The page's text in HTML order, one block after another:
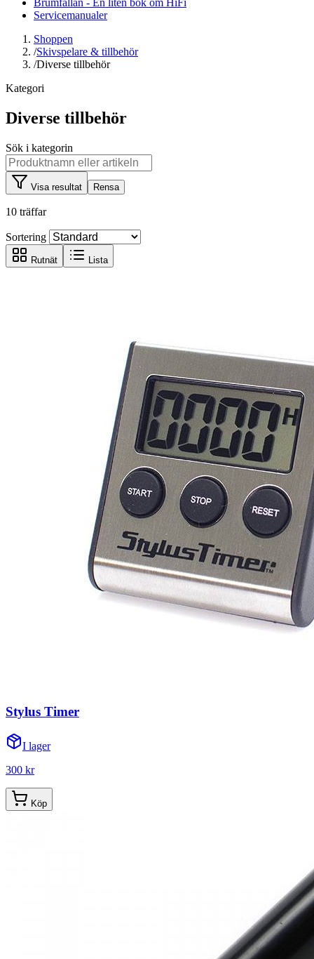
Servicemanualer
Shoppen
/Skivspelare & tillbehör
/Diverse tillbehör
Kategori
Diverse tillbehör
Sök i kategorin
Visa resultat Rensa
10 träffar
Sortering
Rutnät Lista
Stylus Timer
I lager
300 kr
Köp